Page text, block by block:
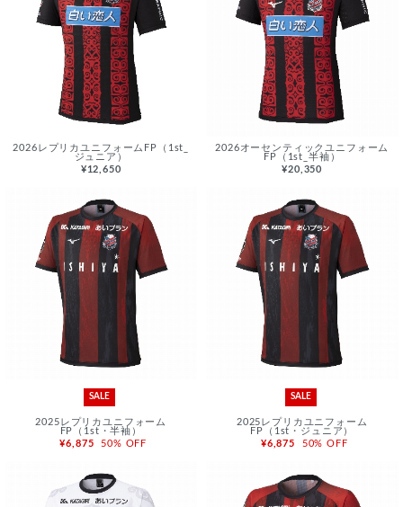
2026レプリカユニフォームFP（1st_
ジュニア）
¥12,650
2026オーセンティックユニフォーム
FP（1st_半袖）
¥20,350
SALE
2025レプリカユニフォーム
FP（1st・半袖）
¥6,875
50% OFF
SALE
2025レプリカユニフォーム
FP（1st・ジュニア）
¥6,875
50% OFF